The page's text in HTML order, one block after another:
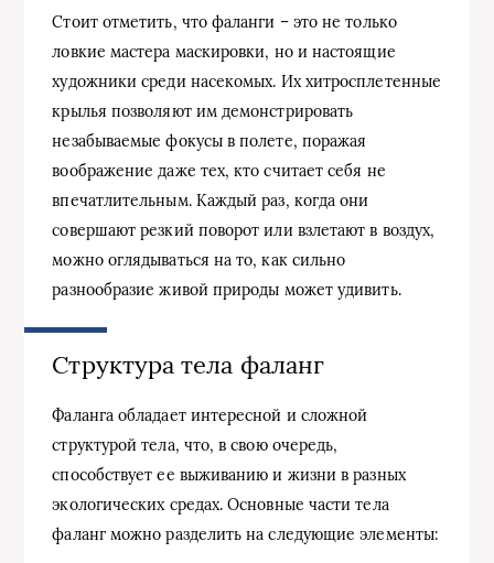
Стоит отметить, что фаланги – это не только
ловкие мастера маскировки, но и настоящие
художники среди насекомых. Их хитросплетенные
крылья позволяют им демонстрировать
незабываемые фокусы в полете, поражая
воображение даже тех, кто считает себя не
впечатлительным. Каждый раз, когда они
совершают резкий поворот или взлетают в воздух,
можно оглядываться на то, как сильно
разнообразие живой природы может удивить.
Структура тела фаланг
Фаланга обладает интересной и сложной
структурой тела, что, в свою очередь,
способствует ее выживанию и жизни в разных
экологических средах. Основные части тела
фаланг можно разделить на следующие элементы: